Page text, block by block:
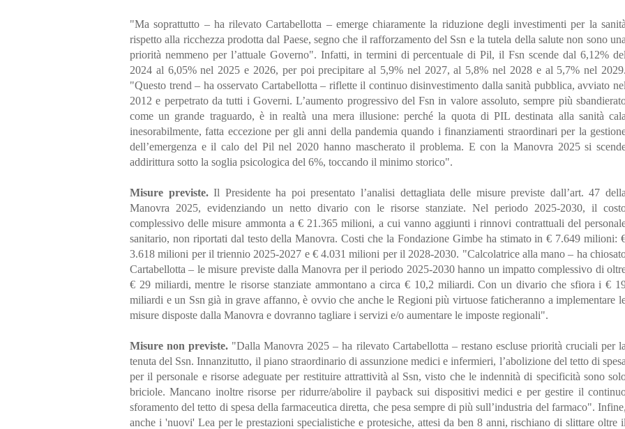
"Ma soprattutto – ha rilevato Cartabellotta – emerge chiaramente la riduzione degli investimenti per la sanità
rispetto alla ricchezza prodotta dal Paese, segno che il rafforzamento del Ssn e la tutela della salute non sono una
priorità nemmeno per l’attuale Governo". Infatti, in termini di percentuale di Pil, il Fsn scende dal 6,12% del
2024 al 6,05% nel 2025 e 2026, per poi precipitare al 5,9% nel 2027, al 5,8% nel 2028 e al 5,7% nel 2029.
"Questo trend – ha osservato Cartabellotta – riflette il continuo disinvestimento dalla sanità pubblica, avviato nel
2012 e perpetrato da tutti i Governi. L’aumento progressivo del Fsn in valore assoluto, sempre più
come un grande traguardo, è in realtà una mera illusione: perché la quota di PIL destinata alla sanità cala
inesorabilmente, fatta eccezione per gli anni della pandemia quando i finanziamenti straordinari per la
dell’emergenza e il calo del Pil nel 2020 hanno mascherato il problema. E con la Manovra 2025 si
addirittura sotto la soglia psicologica del 6%, toccando il minimo storico".
Misure previste.Il Presidente ha poi presentato l’analisi dettagliata delle misure previste dall’art. 47 della
Manovra 2025, evidenziando un netto divario con le risorse stanziate. Nel periodo 2025-2030, il
complessivo delle misure ammonta a € 21.365 milioni, a cui vanno aggiunti i rinnovi contrattuali del
sanitario, non riportati dal testo della Manovra. Costi che la Fondazione Gimbe ha stimato in € 7.649 milioni:
3.618 milioni per il triennio 2025-2027 e € 4.031 milioni per il 2028-2030. "Calcolatrice alla mano – ha
Cartabellotta – le misure previste dalla Manovra per il periodo 2025-2030 hanno un impatto complessivo di
€ 29 miliardi, mentre le risorse stanziate ammontano a circa € 10,2 miliardi. Con un divario che sfiora i €
miliardi e un Ssn già in grave affanno, è ovvio che anche le Regioni più virtuose faticheranno a implementare
misure disposte dalla Manovra e dovranno tagliare i servizi e/o aumentare le imposte regionali".
Misure non previste. "Dalla Manovra 2025 – ha rilevato Cartabellotta – restano escluse priorità cruciali per la
tenuta del Ssn. Innanzitutto, il piano straordinario di assunzione medici e infermieri, l’abolizione del tetto di spesa
per il personale e risorse adeguate per restituire attrattività al Ssn, visto che le indennità di specificità sono
briciole. Mancano inoltre risorse per ridurre/abolire il payback sui dispositivi medici e per gestire il
sforamento del tetto di spesa della farmaceutica diretta, che pesa sempre di più sull’industria del farmaco". Infine,
anche i 'nuovi' Lea per le prestazioni specialistiche e protesiche, attesi da ben 8 anni, rischiano di slittare oltre il